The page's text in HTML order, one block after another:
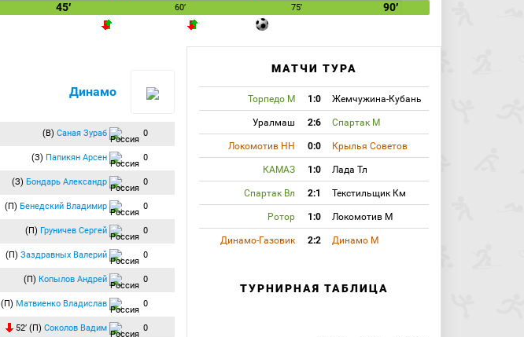
45′ 60′ 75′ 90′
Динамо
(В) Саная Зураб 0
(З) Папикян Арсен 0
(З) Бондарь Александр 0
(П) Бенедский Владимир 0
(П) Груничев Сергей 0
(П) Заздравных Валерий 0
(П) Копылов Андрей 0
(П) Матвиенко Владислав 0
52′ (П) Соколов Вадим 0
МАТЧИ ТУРА
Торпедо М 1:0 Жемчужина-Кубань
Уралмаш 2:6 Спартак М
Локомотив НН 0:0 Крылья Советов
КАМАЗ 1:0 Лада Тл
Спартак Вл 2:1 Текстильщик Км
Ротор 1:0 Локомотив М
Динамо-Газовик 2:2 Динамо М
ТУРНИРНАЯ ТАБЛИЦА